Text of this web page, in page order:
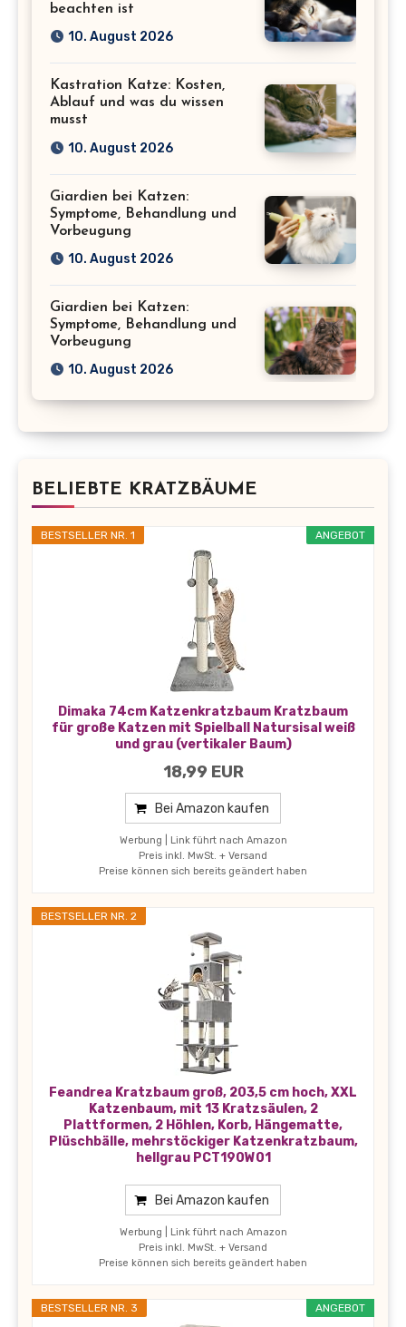
beachten ist
10. August 2026
Kastration Katze: Kosten,
Ablauf und was du wissen
musst
10. August 2026
Giardien bei Katzen:
Symptome, Behandlung und
Vorbeugung
10. August 2026
Giardien bei Katzen:
Symptome, Behandlung und
Vorbeugung
10. August 2026
BELIEBTE KRATZBÄUME
ANGEBOT
BESTSELLER NR. 1
Dimaka 74cm Katzenkratzbaum Kratzbaum
für große Katzen mit Spielball Natursisal weiß
und grau (vertikaler Baum)
18,99 EUR
Bei Amazon kaufen
Werbung | Link führt nach Amazon
Preis inkl. MwSt. + Versand
Preise können sich bereits geändert haben
BESTSELLER NR. 2
Feandrea Kratzbaum groß, 203,5 cm hoch, XXL
Katzenbaum, mit 13 Kratzsäulen, 2
Plattformen, 2 Höhlen, Korb, Hängematte,
Plüschbälle, mehrstöckiger Katzenkratzbaum,
hellgrau PCT190W01
Bei Amazon kaufen
Werbung | Link führt nach Amazon
Preis inkl. MwSt. + Versand
Preise können sich bereits geändert haben
ANGEBOT
BESTSELLER NR. 3